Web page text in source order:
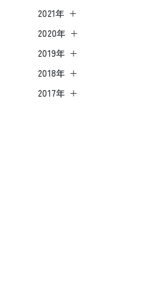
2021年
2020年
2019年
2018年
2017年